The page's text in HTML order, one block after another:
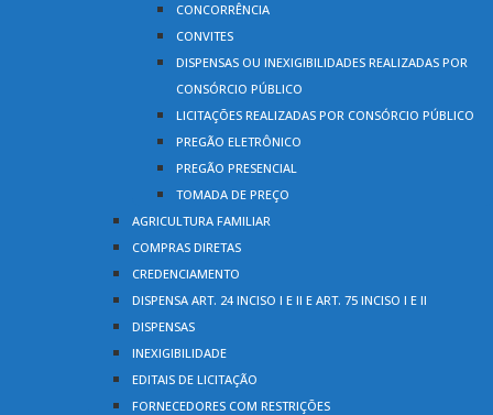
CONCORRÊNCIA
CONVITES
DISPENSAS OU INEXIGIBILIDADES REALIZADAS POR
CONSÓRCIO PÚBLICO
LICITAÇÕES REALIZADAS POR CONSÓRCIO PÚBLICO
PREGÃO ELETRÔNICO
PREGÃO PRESENCIAL
TOMADA DE PREÇO
AGRICULTURA FAMILIAR
COMPRAS DIRETAS
CREDENCIAMENTO
DISPENSA ART. 24 INCISO I E II E ART. 75 INCISO I E II
DISPENSAS
INEXIGIBILIDADE
EDITAIS DE LICITAÇÃO
FORNECEDORES COM RESTRIÇÕES